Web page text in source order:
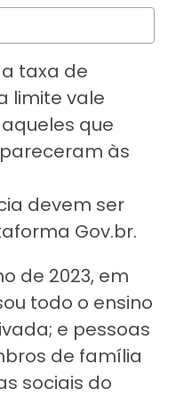
taxa de
limite vale
que
às
devem ser
Gov.br.
de 2023, em
todo o ensino
e pessoas
de família
sociais do